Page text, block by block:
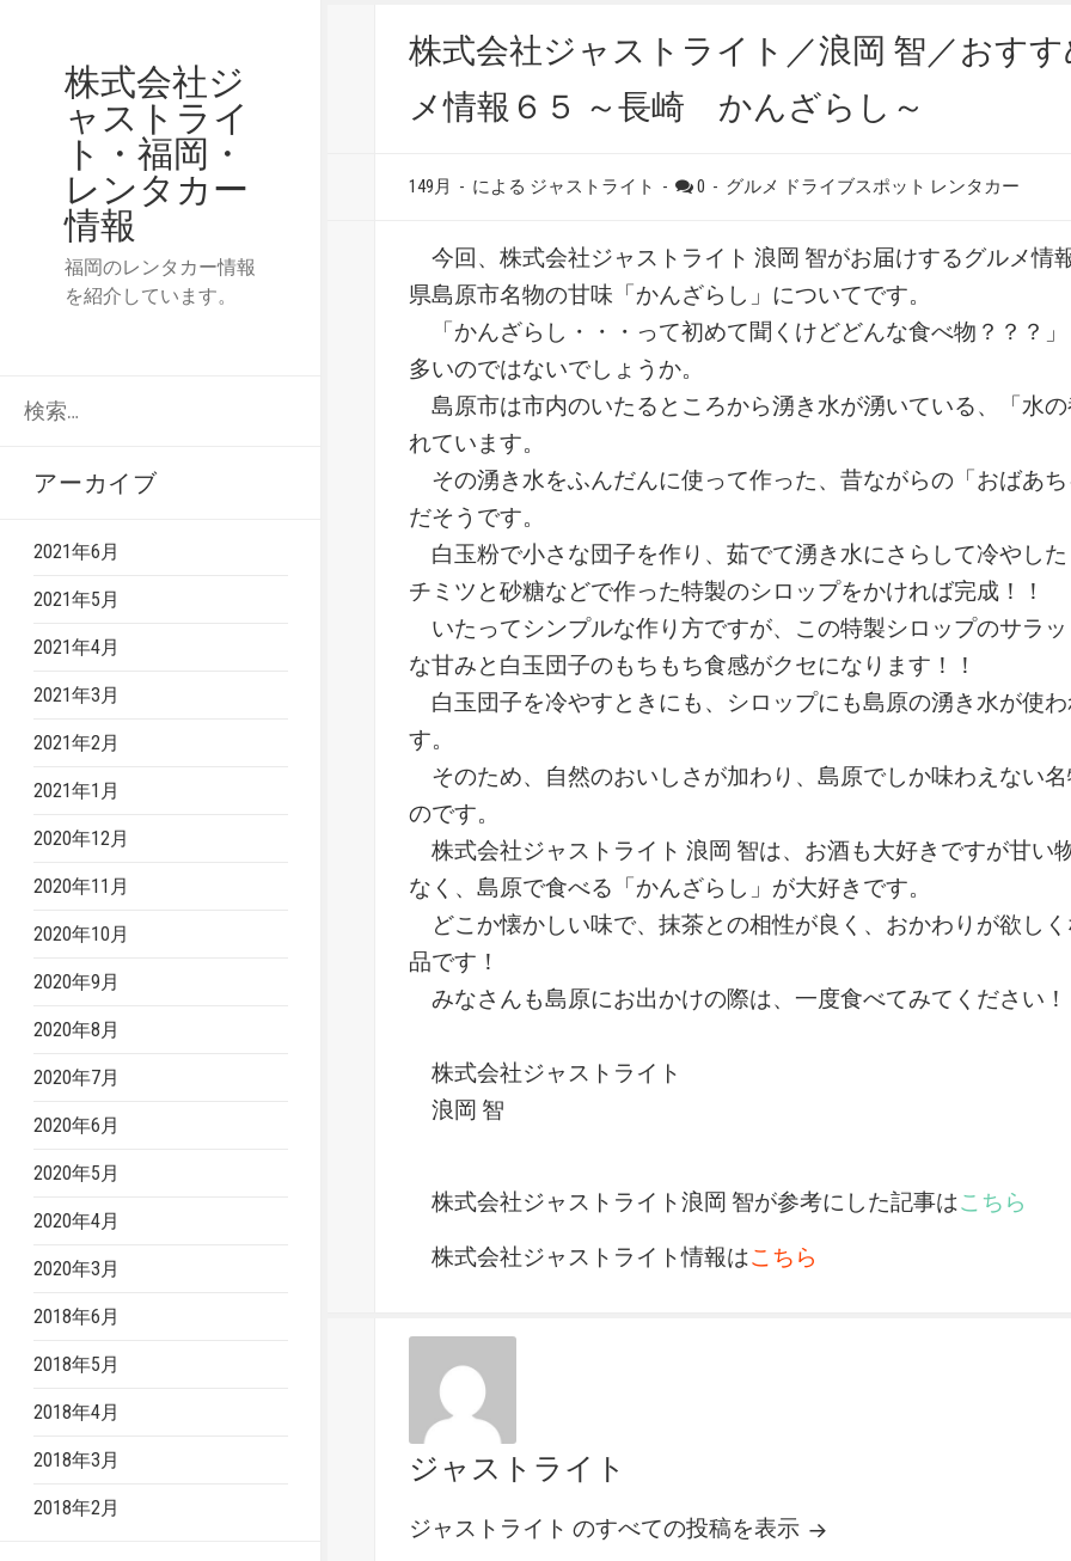
株式会社ジ
ャストライ
ト・福岡・
レンタカー
情報
福岡のレンタカー情報
を紹介しています。
アーカイブ
2021年6月
2021年5月
2021年4月
2021年3月
2021年2月
2021年1月
2020年12月
2020年11月
2020年10月
2020年9月
2020年8月
2020年7月
2020年6月
2020年5月
2020年4月
2020年3月
2018年6月
2018年5月
2018年4月
2018年3月
2018年2月
株式会社ジャストライト／浪岡 智／おす
メ情報６５ ～長崎 かんざらし～
149月 - による ジャストライト - 0 - グルメ ドライブスポット レンタカー
今回、株式会社ジャストライト 浪岡 智がお届けするグルメ情
県島原市名物の甘味「かんざらし」についてです。
「かんざらし・・・って初めて聞くけどどんな食べ物？？？
多いのではないでしょうか。
島原市は市内のいたるところから湧き水が湧いている、「水
れています。
その湧き水をふんだんに使って作った、昔ながらの「おばあ
だそうです。
白玉粉で小さな団子を作り、茹でて湧き水にさらして冷やし
チミツと砂糖などで作った特製のシロップをかければ完成！！
いたってシンプルな作り方ですが、この特製シロップのサラ
な甘みと白玉団子のもちもち食感がクセになります！！
白玉団子を冷やすときにも、シロップにも島原の湧き水が使
す。
そのため、自然のおいしさが加わり、島原でしか味わえない
のです。
株式会社ジャストライト 浪岡 智は、お酒も大好きですが甘い
なく、島原で食べる「かんざらし」が大好きです。
どこか懐かしい味で、抹茶との相性が良く、おかわりが欲し
品です！
みなさんも島原にお出かけの際は、一度食べてみてください！
株式会社ジャストライト
浪岡 智
株式会社ジャストライト浪岡 智が参考にした記事はこちら
株式会社ジャストライト情報はこちら
ジャストライト
ジャストライト のすべての投稿を表示